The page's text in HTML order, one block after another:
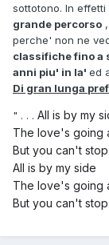
sottotono. In effetti
grande percorso
perche' non ne
classifiche fino a
anni piu' in la' ed
Di gran lunga
" . . . All is by my
The love's going
But you can't
All is by my side
The love's going
But you can't stop